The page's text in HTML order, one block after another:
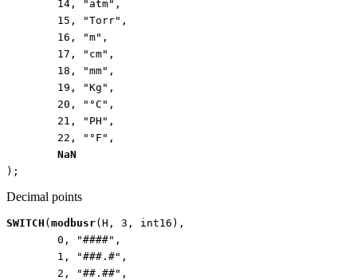
14 , "atm" ,
15 , "Torr" ,
16 , "m" ,
17 , "cm" ,
18 , "mm" ,
19 , "Kg" ,
20 , "°C" ,
21 , "PH" ,
22 , "°F" ,
NaN
);
Decimal points
SWITCH ( modbusr( H , 3 , int16 ),
0 , "####" ,
1 , "###.#" ,
2 , "##.##" ,